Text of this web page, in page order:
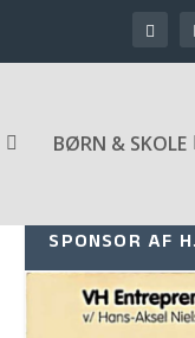
BØRN & SKOLE
SPONSOR AF